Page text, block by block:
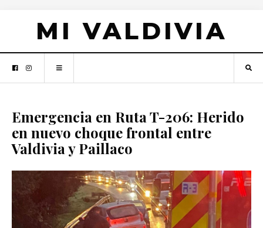
MI VALDIVIA
Emergencia en Ruta T-206: Herido
en nuevo choque frontal entre
Valdivia y Paillaco